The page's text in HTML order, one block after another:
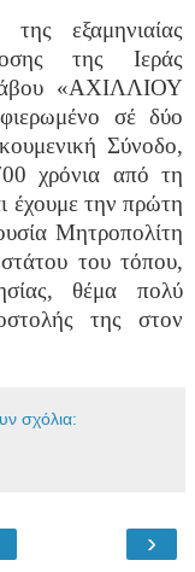
της εξαμηνιαίας
της Ιεράς
«ΑΧΙΛΛΙΟΥ
σέ δύο
Σύνοδο,
χρόνια από τη
έχουμε την πρώτη
Μητροπολίτη
του τόπου,
θέμα πολύ
της στον
σχόλια:
›